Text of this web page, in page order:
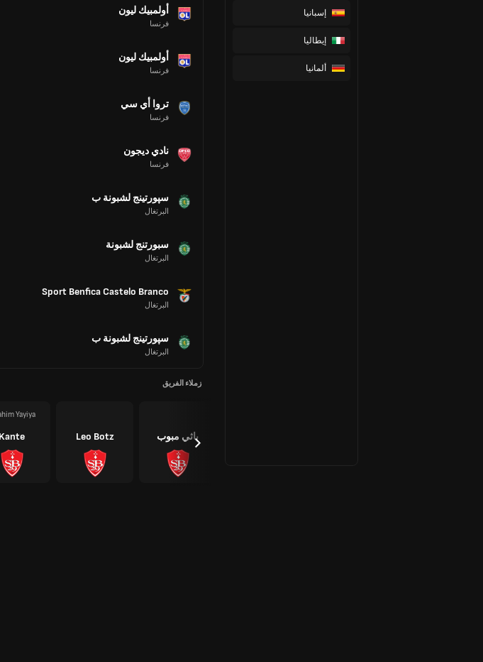
إسبانيا
إيطاليا
ألمانيا
أولمبيك ليون
فرنسا
أولمبيك ليون
فرنسا
تروا أي سي
فرنسا
نادي ديجون
فرنسا
سپورتينج لشبونة ب
البرتغال
سبورتنج لشبونة
البرتغال
Sport Benfica Castelo Branco
البرتغال
سپورتينج لشبونة ب
البرتغال
زملاء الفريق
باثي مبوب Leo Botz
Yayiya
Kante